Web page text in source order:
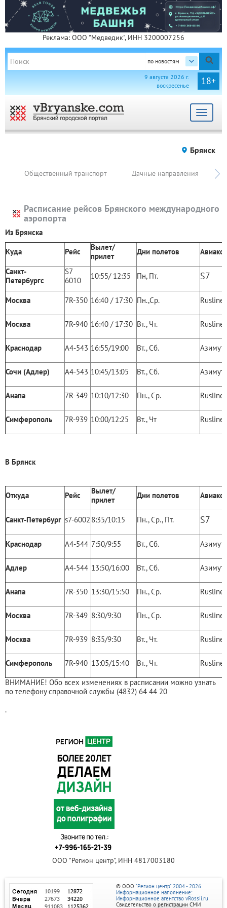
Реклама: ООО "Медведик", ИНН 3200007256
по новостям
18+
9 августа 2026 г.
воскресенье
Toggle
Брянск
Общественный транспорт Дачные направления
Расписание рейсов Брянского международного
аэропорта
Из Брянска
Куда
Рейс
Вылет/
прилет
Дни полетов
Санкт-
Петербургс
S7
6010
10:55/ 12:35 Пн, Пт. S7
Москва 7R-350 16:40 / 17:30 Пн.,Ср. Rusline
Москва 7R-940 16:40 / 17:30 Вт., Чт. Rusline
Краснодар А4-543 16:55/19:00 Вт., Сб. Азимут
Сочи (Адлер) А4-543 10:45/13:05 Вт., Сб. Азимут
Анапа 7R-349 10:10/12:30 Пн., Ср. Rusline
Симферополь 7R-939 10:00/12:25 Вт., Чт Rusline
В Брянск
Откуда Рейс
Вылет/
прилет
Дни полетов
Санкт-Петербург s7-6002 8:35/10:15 Пн., Ср., Пт. S7
Краснодар А4-544 7:50/9:55 Вт., Сб. Азимут
Адлер А4-544 13:50/16:00 Вт., Сб. Азимут
Анапа 7R-350 13:30/15:50 Пн., Ср. Rusline
Москва 7R-349 8:30/9:30 Пн., Ср. Rusline
Москва 7R-939 8:35/9:30 Вт., Чт. Rusline
Симферополь 7R-940 13:05/15:40 Вт., Чт.
Rusline
ВНИМАНИЕ! Обо всех изменениях в расписании можно узнать
по телефону справочной службы (4832) 64 44 20
.
ООО "Регион центр", ИНН 4817003180
© ООО "Регион центр" 2004 - 2026
Информационное наполнение:
Информационное агентство vRossii.ru
Свидетельство о регистрации СМИ